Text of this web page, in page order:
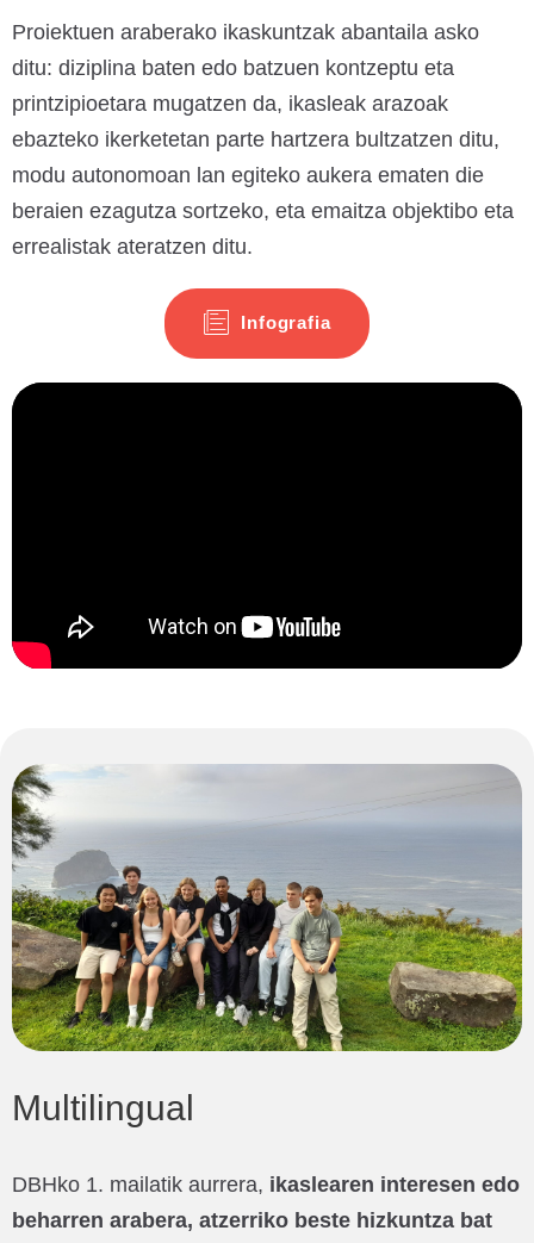
Proiektuen araberako ikaskuntzak abantaila asko
ditu: diziplina baten edo batzuen kontzeptu eta
printzipioetara mugatzen da, ikasleak arazoak
ebazteko ikerketetan parte hartzera bultzatzen ditu,
modu autonomoan lan egiteko aukera ematen die
beraien ezagutza sortzeko, eta emaitza objektibo eta
errealistak ateratzen ditu.
Infografia
Multilingual
DBHko 1. mailatik aurrera, ikaslearen interesen edo
beharren arabera, atzerriko beste hizkuntza bat